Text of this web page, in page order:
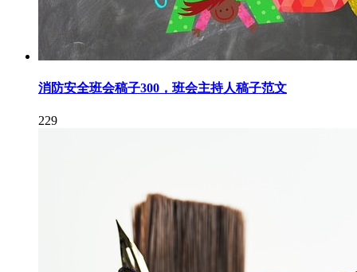
消防安全班会稿子300，班会主持人稿子范文
229